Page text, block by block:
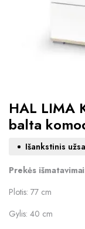
HAL LIMA
balta
Išankstinis
Prekės
Plotis: 77 cm
Gylis: 40 cm